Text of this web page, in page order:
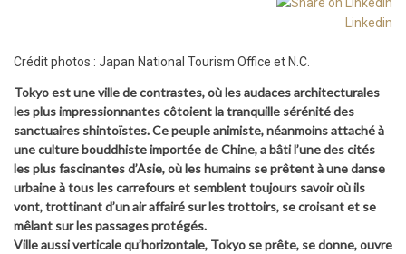
Linkedin
Crédit photos : Japan National Tourism Office et N.C.
Tokyo est une ville de contrastes, où les audaces architecturales
les plus impressionnantes côtoient la tranquille sérénité des
sanctuaires shintoïstes. Ce peuple animiste, néanmoins attaché à
une culture bouddhiste importée de Chine, a bâti l’une des cités
les plus fascinantes d’Asie, où les humains se prêtent à une danse
urbaine à tous les carrefours et semblent toujours savoir où ils
vont, trottinant d’un air affairé sur les trottoirs, se croisant et se
mêlant sur les passages protégés.
Ville aussi verticale qu’horizontale, Tokyo se prête, se donne, ouvre